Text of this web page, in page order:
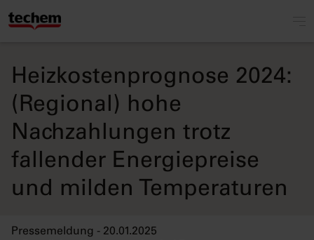
Heizkostenprognose 2024:
(Regional) hohe
Nachzahlungen trotz
fallender Energiepreise
und milden Temperaturen
Pressemeldung - 20.01.2025